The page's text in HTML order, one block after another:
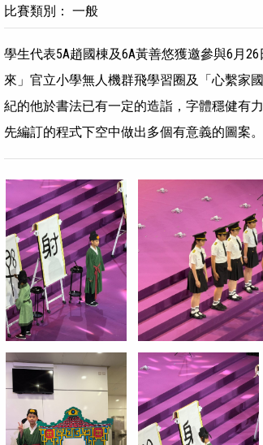
比賽類別： 一般
學生代表5A趙國棟及6A黃善悠獲邀參與6月
來」官立小學無人機群飛學習圈及「心繫家
紀的他於書法已有一定的造詣，字體穩健有
先編訂的程式下空中做出多個有意義的圖案